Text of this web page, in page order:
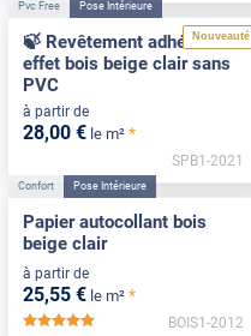
Nouveauté
Pvc Free Pose Intérieure
🍃 Revêtement adhésif
effet bois beige clair sans
PVC
à partir de
28,00 € le m² *
SPB1-2021
Confort Pose Intérieure
Papier autocollant bois
beige clair
à partir de
25,55 € le m² *
*****
BOIS1-2012